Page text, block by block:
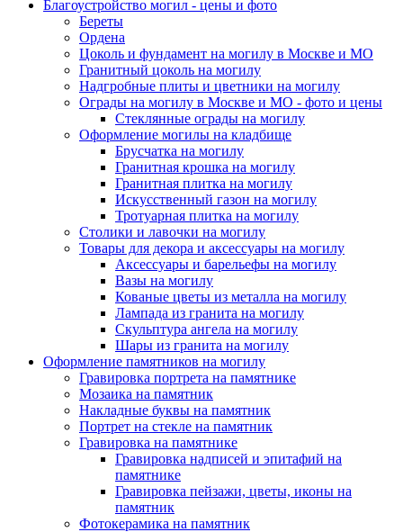
Благоустройство могил - цены и фото
Береты
Ордена
Цоколь и фундамент на могилу в Москве и МО
Гранитный цоколь на могилу
Надгробные плиты и цветники на могилу
Ограды на могилу в Москве и МО - фото и цены
Стеклянные ограды на могилу
Оформление могилы на кладбище
Брусчатка на могилу
Гранитная крошка на могилу
Гранитная плитка на могилу
Искусственный газон на могилу
Тротуарная плитка на могилу
Столики и лавочки на могилу
Товары для декора и аксессуары на могилу
Аксессуары и барельефы на могилу
Вазы на могилу
Кованые цветы из металла на могилу
Лампада из гранита на могилу
Скульптура ангела на могилу
Шары из гранита на могилу
Оформление памятников на могилу
Гравировка портрета на памятнике
Мозаика на памятник
Накладные буквы на памятник
Портрет на стекле на памятник
Гравировка на памятнике
Гравировка надписей и эпитафий на
памятнике
Гравировка пейзажи, цветы, иконы на
памятник
Фотокерамика на памятник